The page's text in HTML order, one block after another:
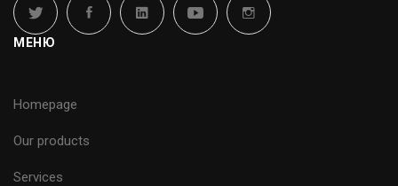
МЕНЮ
Homepage
Our products
Services